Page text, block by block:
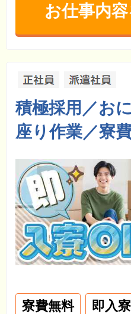
お仕事内
積極採用／お
座り作業／寮
寮費無料 即入